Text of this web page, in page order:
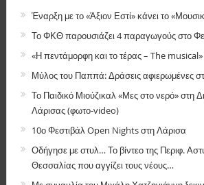
Έναρξη με το «Άξιον Εστί» κάνει το
Το ΦΚΘ παρουσιάζει 4 παραγωγούς στο
«Η πεντάμορφη και το τέρας – The
Μύλος του Παππά: Δράσεις αφιερωμένες
Το Παιδικό Μιούζικαλ «Μες στο νερό» στη
Λάρισας (φωτο-video)
10ο Φεστιβάλ Open Nights στη Λάρισα
Οδήγησε με στυλ… Το βίντεο της Περιφ.
Θεσσαλίας που αγγίζει τους νέους…